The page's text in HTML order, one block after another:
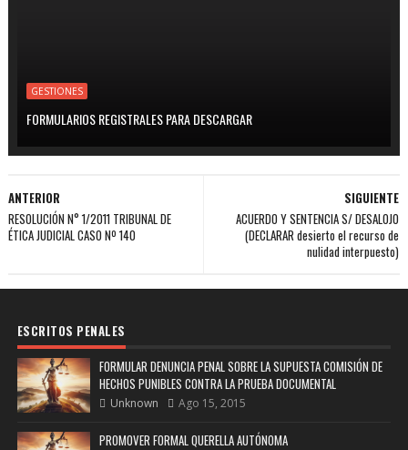
GESTIONES
FORMULARIOS REGISTRALES PARA DESCARGAR
SIGUIENTE
ACUERDO Y SENTENCIA S/ DESALOJO
(DECLARAR desierto el recurso de
nulidad interpuesto)
ANTERIOR
RESOLUCIÓN N° 1/2011 TRIBUNAL DE
ÉTICA JUDICIAL CASO Nº 140
ESCRITOS PENALES
FORMULAR DENUNCIA PENAL SOBRE LA SUPUESTA COMISIÓN DE
HECHOS PUNIBLES CONTRA LA PRUEBA DOCUMENTAL
Unknown Ago 15, 2015
PROMOVER FORMAL QUERELLA AUTÓNOMA